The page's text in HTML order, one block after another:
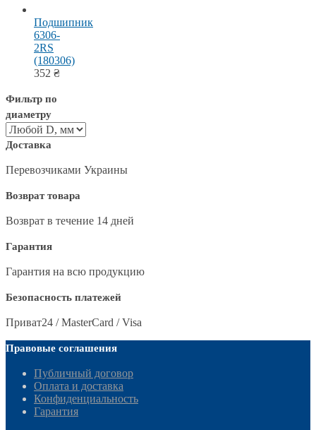
Подшипник
6306-
2RS
(180306)
352 ₴
Фильтр по
диаметру
Доставка
Перевозчиками Украины
Возврат товара
Возврат в течение 14 дней
Гарантия
Гарантия на всю продукцию
Безопасность платежей
Приват24 / MasterCard / Visa
Правовые соглашения
Публичный договор
Оплата и доставка
Конфиденциальность
Гарантия